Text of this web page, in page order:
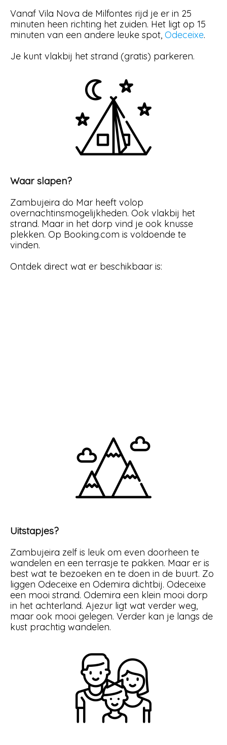
Vanaf Vila Nova de Milfontes rijd je er in 25
minuten heen richting het zuiden. Het ligt op 15
minuten van een andere leuke spot, Odeceixe.
Je kunt vlakbij het strand (gratis) parkeren.
Waar slapen?
Zambujeira do Mar heeft volop
overnachtinsmogelijkheden. Ook vlakbij het
strand. Maar in het dorp vind je ook knusse
plekken. Op Booking.com is voldoende te
vinden.
Ontdek direct wat er beschikbaar is:
Uitstapjes?
Zambujeira zelf is leuk om even doorheen te
wandelen en een terrasje te pakken. Maar er is
best wat te bezoeken en te doen in de buurt. Zo
liggen Odeceixe en Odemira dichtbij. Odeceixe
een mooi strand. Odemira een klein mooi dorp
in het achterland. Ajezur ligt wat verder weg,
maar ook mooi gelegen. Verder kan je langs de
kust prachtig wandelen.